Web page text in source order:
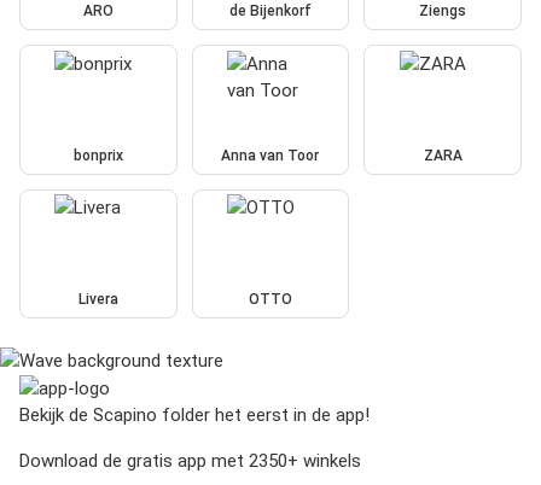
ARO de Bijenkorf Ziengs
bonprix Anna van Toor ZARA
Livera OTTO
Bekijk de Scapino folder het eerst in de app!
Download de gratis app met 2350+ winkels